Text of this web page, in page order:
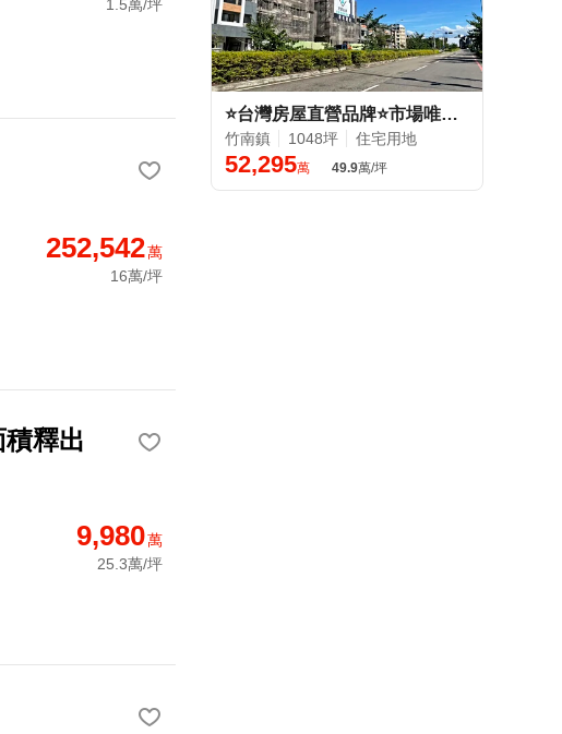
1.5萬/坪
252,542萬
16萬/坪
釋出
9,980萬
25.3萬/坪
⭐台灣房屋直營品牌⭐市場唯一千坪建地⭐留給看得懂價值的人
竹南鎮 1048坪 住宅用地
52,295萬 49.9萬/坪